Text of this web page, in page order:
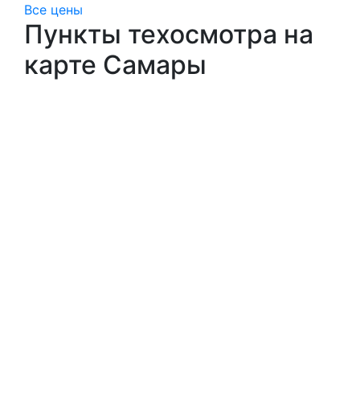
Все цены
Пункты техосмотра на
карте Самары